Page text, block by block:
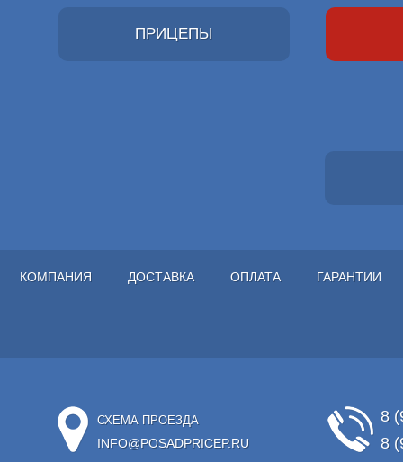
ПРИЦЕПЫ
КОМПАНИЯ ДОСТАВКА ОПЛАТА ГАРАНТИИ
СХЕМА ПРОЕЗДА
INFO@POSADPRICEP.RU
8
8